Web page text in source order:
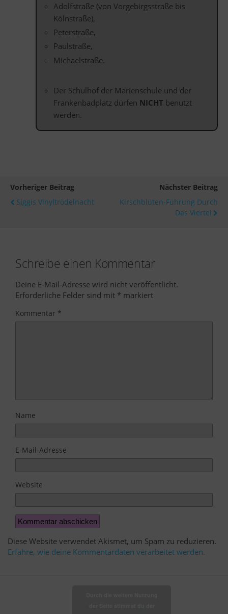
Adolfstraße (von Vorgebirgsstraße bis
Kölnstraße),
Peterstraße,
Paulstraße,
Michaelstraße.
Der Schulhof der Marienschule und der
Frankenbadplatz dürfen NICHT benutzt
werden.
Vorheriger Beitrag
Siggis Vinyltrödelnacht
Nächster Beitrag
Kirschblüten-Führung Durch
Das Viertel
Schreibe einen Kommentar
Deine E-Mail-Adresse wird nicht veröffentlicht.
Erforderliche Felder sind mit * markiert
Kommentar *
Name
E-Mail-Adresse
Website
Diese Website verwendet Akismet, um Spam zu reduzieren.
Erfahre, wie deine Kommentardaten verarbeitet werden.
Zum Seitenanfang
der Seite stimmst du der